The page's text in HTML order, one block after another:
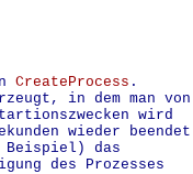
CreateProcess .
in dem man von
wird
wieder
Beispiel) das
des Prozesses